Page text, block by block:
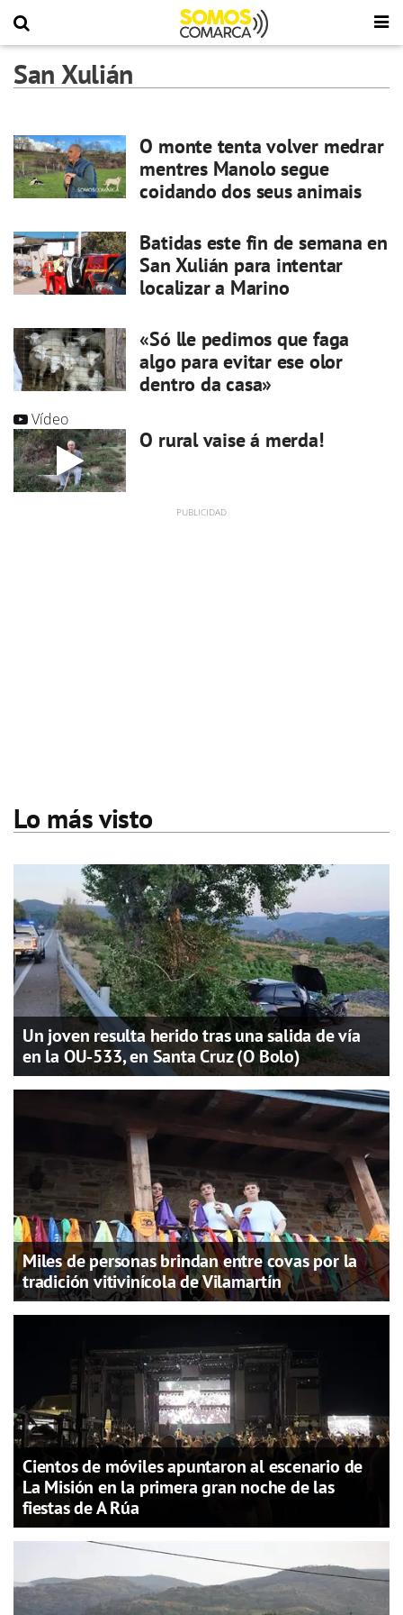
San Xulián
O monte tenta volver medrar
mentres Manolo segue
coidando dos seus animais
Batidas este fin de semana en
San Xulián para intentar
localizar a Marino
«Só lle pedimos que faga
algo para evitar ese olor
dentro da casa»
Vídeo
O rural vaise á merda!
Lo más visto
Un joven resulta herido tras una salida de vía
en la OU-533, en Santa Cruz (O Bolo)
Miles de personas brindan entre covas por la
tradición vitivinícola de Vilamartín
Cientos de móviles apuntaron al escenario de
La Misión en la primera gran noche de las
fiestas de A Rúa